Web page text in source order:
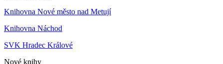
Knihovna Nové město nad Metují
Knihovna Náchod
SVK Hradec Králové
Nové knihy